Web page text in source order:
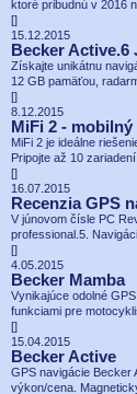
ktoré pribudnú v 2016
[]
15.12.2015
Becker
Získajte unikátnu
12 GB pamäťou,
[]
8.12.2015
MiFi 2 -
MiFi 2 je ideálne
Pripojte až 10
[]
16.07.2015
Recenzia GPS
V júnovom čísle PC
professional.5.
[]
4.05.2015
Becker Mamba
Vynikajúce odolné
funkciami pre
[]
15.04.2015
Becker Active
GPS navigácie Becker
výkon/cena.